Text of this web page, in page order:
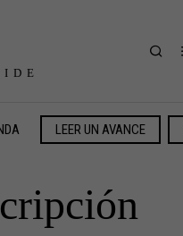
LEER UN AVANCE